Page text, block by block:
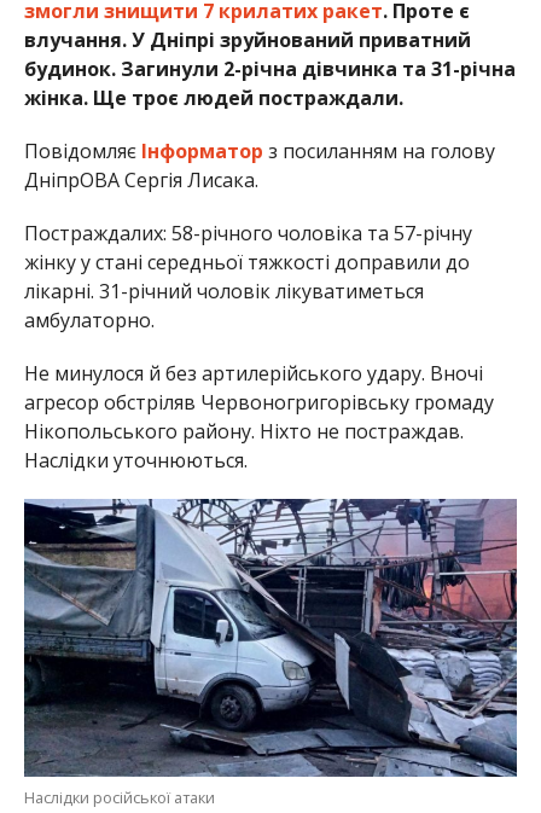
змогли знищити 7 крилатих ракет. Проте є
влучання. У Дніпрі зруйнований приватний
будинок. Загинули 2-річна дівчинка та 31-річна
жінка. Ще троє людей постраждали.
Повідомляє Інформатор з посиланням на голову
ДніпрОВА Сергія Лисака.
Постраждалих: 58-річного чоловіка та 57-річну
жінку у стані середньої тяжкості доправили до
лікарні. 31-річний чоловік лікуватиметься
амбулаторно.
Не минулося й без артилерійського удару. Вночі
агресор обстріляв Червоногригорівську громаду
Нікопольського району. Ніхто не постраждав.
Наслідки уточнюються.
Наслідки російської атаки